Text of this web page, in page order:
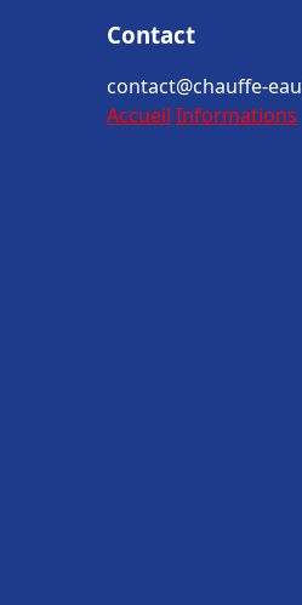
Contact
contact@chauffe-
Accueil Informations